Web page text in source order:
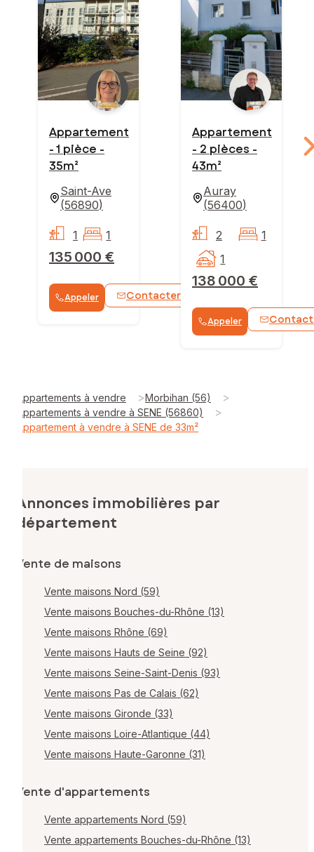
Appartement
- 1 pièce -
35m²
Saint-Ave
(56890)
135 000 €
1 1
Appeler Contacter
Appartement
- 2 pièces -
43m²
Auray
(56400)
138 000 €
2
1
1
Appeler
Appartements à vendre >Morbihan (56) >
Appartements à vendre à SENE (56860) >
Appartement à vendre à SENE de 33m²
Annonces immobilières par
département
Vente de maisons
Vente maisons Nord (59)
Vente maisons Bouches-du-Rhône (13)
Vente maisons Rhône (69)
Vente maisons Hauts de Seine (92)
Vente maisons Seine-Saint-Denis (93)
Vente maisons Pas de Calais (62)
Vente maisons Gironde (33)
Vente maisons Loire-Atlantique (44)
Vente maisons Haute-Garonne (31)
Vente d'appartements
Vente appartements Nord (59)
Vente appartements Bouches-du-Rhône (13)